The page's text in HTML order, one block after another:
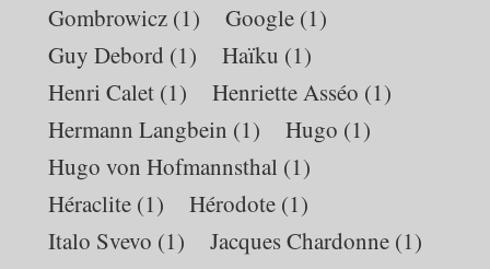
Gombrowicz (1) Google (1)
Guy Debord (1) Haïku (1)
Henri Calet (1) Henriette Asséo (1)
Hermann Langbein (1) Hugo (1)
Hugo von Hofmannsthal (1)
Héraclite (1) Hérodote (1)
Italo Svevo (1) Jacques Chardonne (1)